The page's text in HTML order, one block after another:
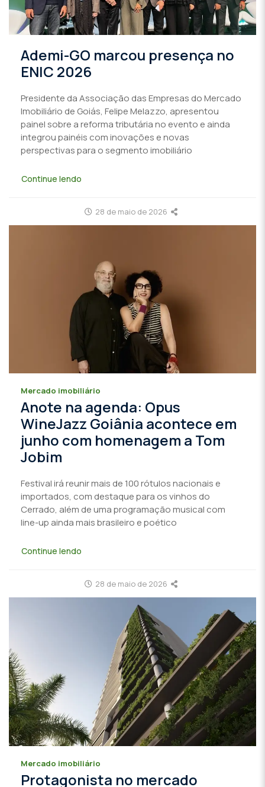
Ademi-GO marcou presença no
ENIC 2026
Presidente da Associação das Empresas do Mercado
Imobiliário de Goiás, Felipe Melazzo, apresentou
painel sobre a reforma tributária no evento e ainda
integrou painéis com inovações e novas
perspectivas para o segmento imobiliário
Continue lendo
28 de maio de 2026
Mercado imobiliário
Anote na agenda: Opus
WineJazz Goiânia acontece em
junho com homenagem a Tom
Jobim
Festival irá reunir mais de 100 rótulos nacionais e
importados, com destaque para os vinhos do
Cerrado, além de uma programação musical com
line-up ainda mais brasileiro e poético
Continue lendo
28 de maio de 2026
Mercado imobiliário
Protagonista no mercado